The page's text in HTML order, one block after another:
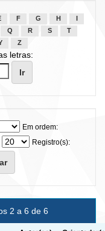
F G H
Q R S
T
Z
letras:
Em ordem:
Registro(s):
2 a 6 de 6